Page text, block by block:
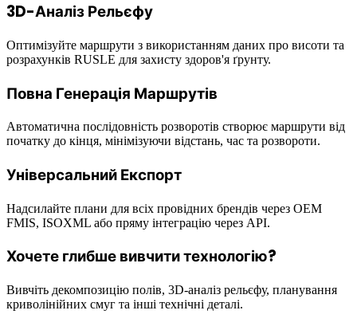
3D-Аналіз Рельєфу
Оптимізуйте маршрути з використанням даних про висоти та
розрахунків RUSLE для захисту здоров'я ґрунту.
Повна Генерація Маршрутів
Автоматична послідовність розворотів створює маршрути від
початку до кінця, мінімізуючи відстань, час та розвороти.
Універсальний Експорт
Надсилайте плани для всіх провідних брендів через OEM
FMIS, ISOXML або пряму інтеграцію через API.
Хочете глибше вивчити технологію?
Вивчіть декомпозицію полів, 3D-аналіз рельєфу, планування
криволінійних смуг та інші технічні деталі.